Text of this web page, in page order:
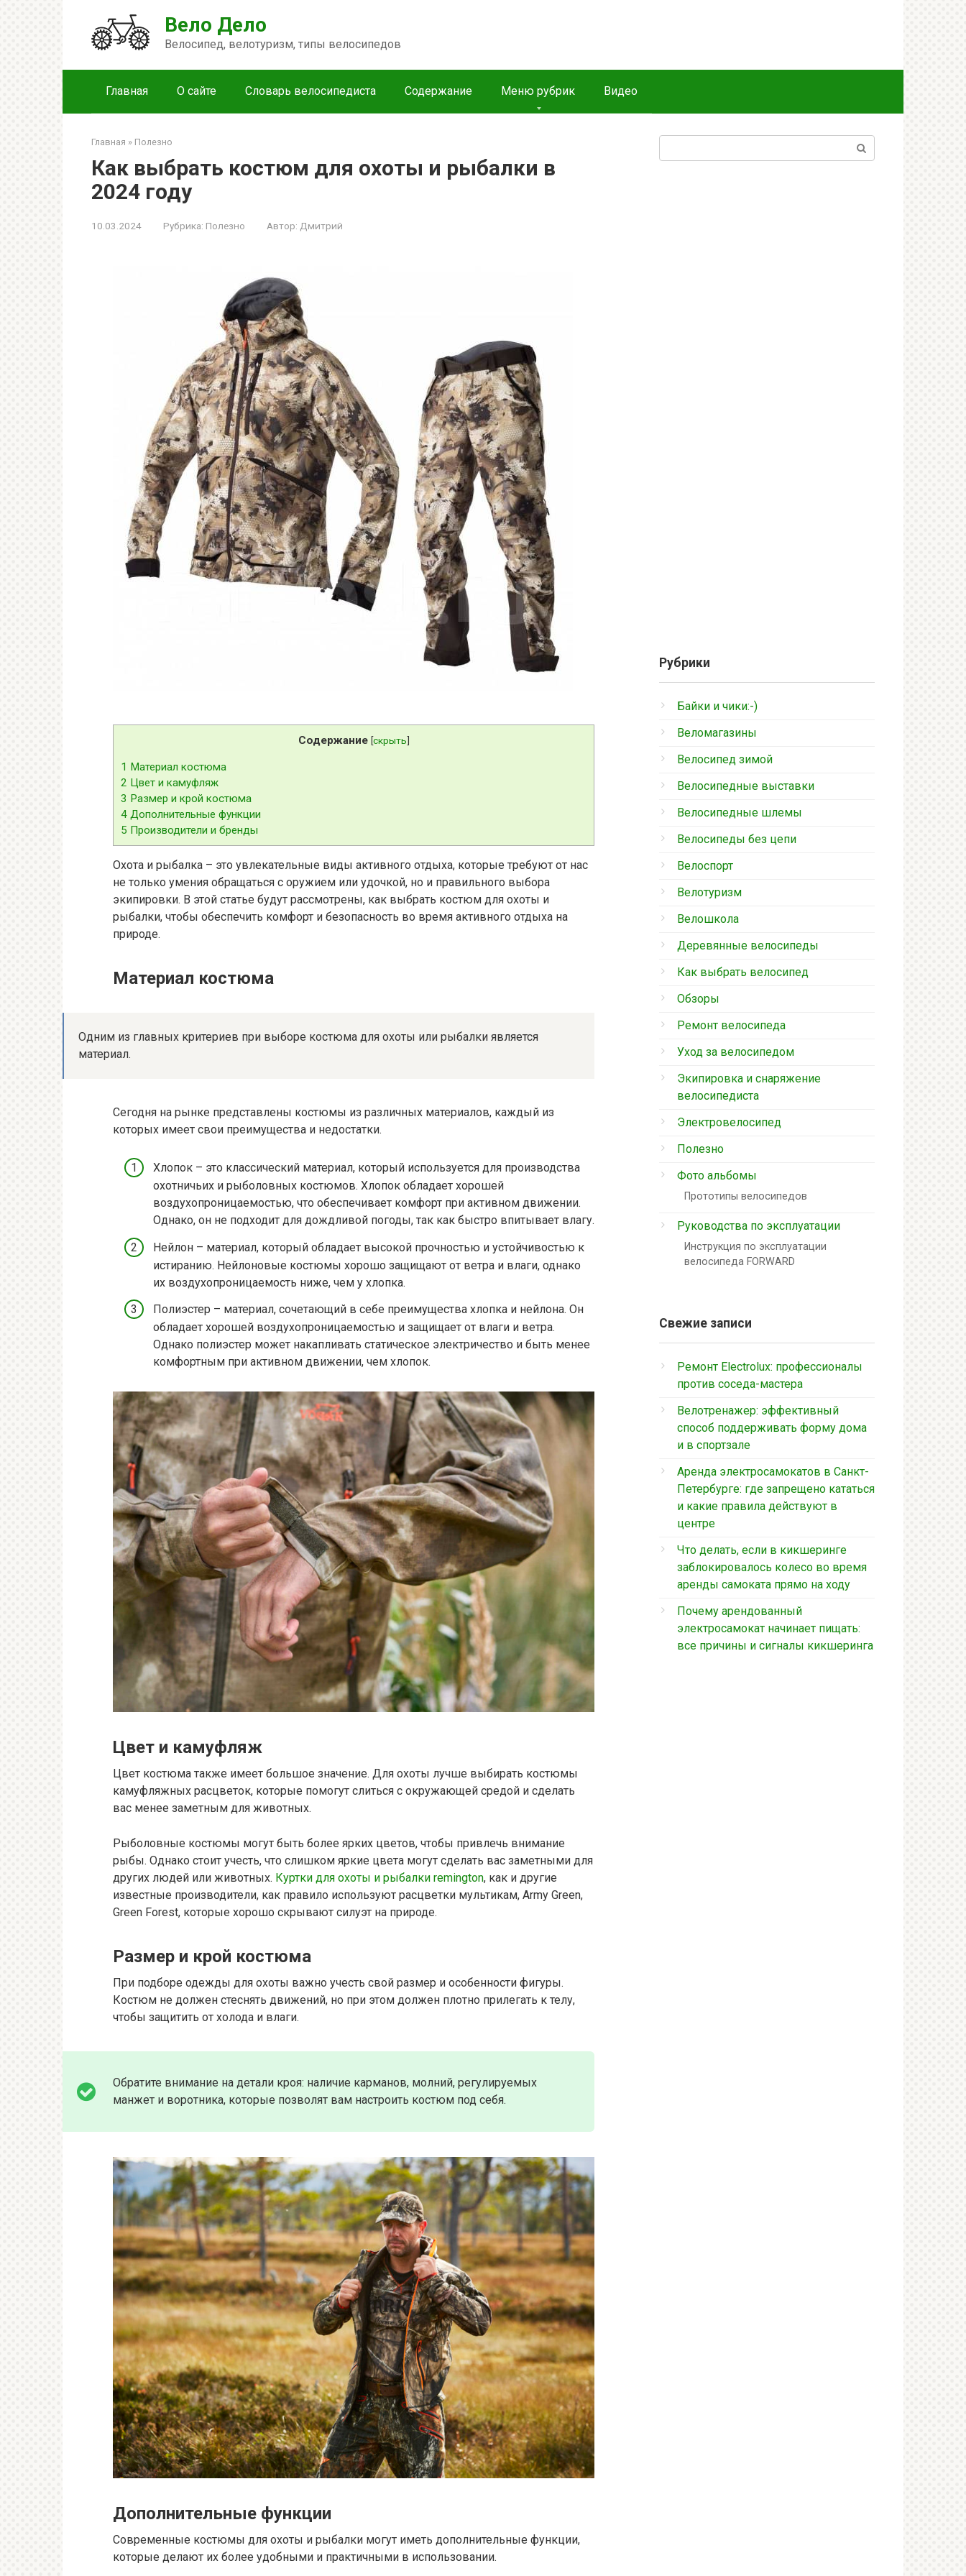
Вело Дело
Велосипед, велотуризм, типы велосипедов
Главная О сайте Словарь велосипедиста Содержание Меню рубрик Видео
Главная » Полезно
Как выбрать костюм для охоты и рыбалки в
2024 году
10.03.2024 Рубрика: Полезно Автор: Дмитрий
Содержание [скрыть]
1 Материал костюма
2 Цвет и камуфляж
3 Размер и крой костюма
4 Дополнительные функции
5 Производители и бренды
Охота и рыбалка – это увлекательные виды активного отдыха, которые требуют от нас
не только умения обращаться с оружием или удочкой, но и правильного выбора
экипировки. В этой статье будут рассмотрены, как выбрать костюм для охоты и
рыбалки, чтобы обеспечить комфорт и безопасность во время активного отдыха на
природе.
Материал костюма
Одним из главных критериев при выборе костюма для охоты или рыбалки является
материал.
Сегодня на рынке представлены костюмы из различных материалов, каждый из
которых имеет свои преимущества и недостатки.
Хлопок – это классический материал, который используется для производства
охотничьих и рыболовных костюмов. Хлопок обладает хорошей
воздухопроницаемостью, что обеспечивает комфорт при активном движении.
Однако, он не подходит для дождливой погоды, так как быстро впитывает влагу.
Нейлон – материал, который обладает высокой прочностью и устойчивостью к
истиранию. Нейлоновые костюмы хорошо защищают от ветра и влаги, однако
их воздухопроницаемость ниже, чем у хлопка.
Полиэстер – материал, сочетающий в себе преимущества хлопка и нейлона. Он
обладает хорошей воздухопроницаемостью и защищает от влаги и ветра.
Однако полиэстер может накапливать статическое электричество и быть менее
комфортным при активном движении, чем хлопок.
Цвет и камуфляж
Цвет костюма также имеет большое значение. Для охоты лучше выбирать костюмы
камуфляжных расцветок, которые помогут слиться с окружающей средой и сделать
вас менее заметным для животных.
Рыболовные костюмы могут быть более ярких цветов, чтобы привлечь внимание
рыбы. Однако стоит учесть, что слишком яркие цвета могут сделать вас заметными для
других людей или животных. Куртки для охоты и рыбалки remington, как и другие
известные производители, как правило используют расцветки мультикам, Army Green,
Green Forest, которые хорошо скрывают силуэт на природе.
Размер и крой костюма
При подборе одежды для охоты важно учесть свой размер и особенности фигуры.
Костюм не должен стеснять движений, но при этом должен плотно прилегать к телу,
чтобы защитить от холода и влаги.
Обратите внимание на детали кроя: наличие карманов, молний, регулируемых
манжет и воротника, которые позволят вам настроить костюм под себя.
Дополнительные функции
Современные костюмы для охоты и рыбалки могут иметь дополнительные функции,
которые делают их более удобными и практичными в использовании.
Рубрики
Байки и чики:-)
Веломагазины
Велосипед зимой
Велосипедные выставки
Велосипедные шлемы
Велосипеды без цепи
Велоспорт
Велотуризм
Велошкола
Деревянные велосипеды
Как выбрать велосипед
Обзоры
Ремонт велосипеда
Уход за велосипедом
Экипировка и снаряжение
велосипедиста
Электровелосипед
Полезно
Фото альбомы
Прототипы велосипедов
Руководства по эксплуатации
Инструкция по эксплуатации
велосипеда FORWARD
Свежие записи
Ремонт Electrolux: профессионалы
против соседа-мастера
Велотренажер: эффективный
способ поддерживать форму дома
и в спортзале
Аренда электросамокатов в Санкт-
Петербурге: где запрещено кататься
и какие правила действуют в
центре
Что делать, если в кикшеринге
заблокировалось колесо во время
аренды самоката прямо на ходу
Почему арендованный
электросамокат начинает пищать:
все причины и сигналы кикшеринга